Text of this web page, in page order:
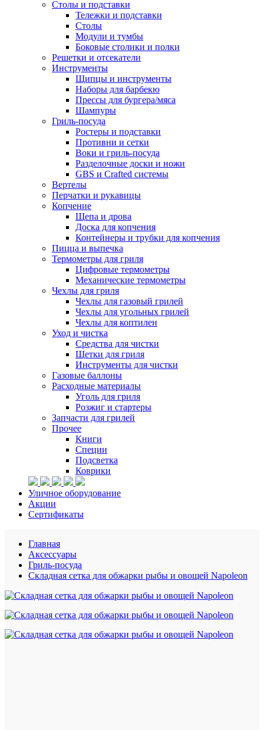
Столы и подставки
Тележки и подставки
Столы
Модули и тумбы
Боковые столики и полки
Решетки и отсекатели
Инструменты
Щипцы и инструменты
Наборы для барбекю
Прессы для бургера/мяса
Шампуры
Гриль-посуда
Ростеры и подставки
Противни и сетки
Воки и гриль-посуда
Разделочные доски и ножи
GBS и Crafted системы
Вертелы
Перчатки и рукавицы
Копчение
Щепа и дрова
Доска для копчения
Контейнеры и трубки для копчения
Пицца и выпечка
Термометры для гриля
Цифровые термометры
Механические термометры
Чехлы для гриля
Чехлы для газовый грилей
Чехлы для угольных грилей
Чехлы для коптилен
Уход и чистка
Средства для чистки
Щетки для гриля
Инструменты для чистки
Газовые баллоны
Расходные материалы
Уголь для гриля
Розжиг и стартеры
Запчасти для грилей
Прочее
Книги
Специи
Подсветка
Коврики
Уличное оборудование
Акции
Сертификаты
Главная
Аксессуары
Гриль-посуда
Складная сетка для обжарки рыбы и овощей Napoleon